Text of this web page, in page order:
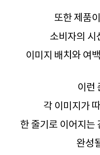
또한 제품
소비자의 시
이미지 배치와 여
이런
각 이미지가
한 줄기로 이어지는
완성